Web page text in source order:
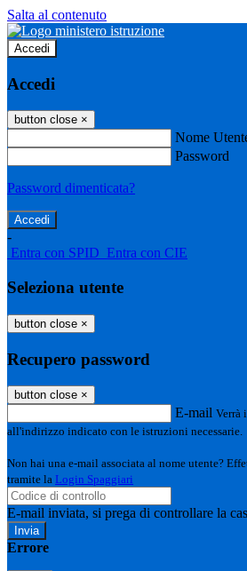
Salta al contenuto
Accedi
Accedi
button close ×
Nome
Password
Password dimenticata?
-
Entra con SPID Entra con CIE
Seleziona utente
button close ×
Recupero password
button close ×
E-mail Verrà
all'indirizzo indicato con le istruzioni necessarie.
Non hai una e-mail associata al nome utente?
tramite la Login Spaggiari
E-mail inviata, si prega di controllare la
Errore